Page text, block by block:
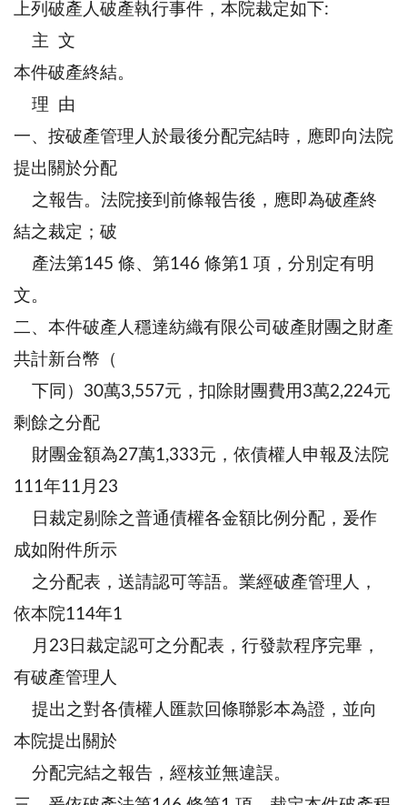
上列破產人破產執行事件，本院裁定如下:
主 文
本件破產終結。
理 由
一、按破產管理人於最後分配完結時，應即向法院
提出關於分配
之報告。法院接到前條報告後，應即為破產終
結之裁定；破
產法第145 條、第146 條第1 項，分別定有明
文。
二、本件破產人穩達紡織有限公司破產財團之財產
共計新台幣（
下同）30萬3,557元，扣除財團費用3萬2,224元
剩餘之分配
財團金額為27萬1,333元，依債權人申報及法院
111年11月23
日裁定剔除之普通債權各金額比例分配，爰作
成如附件所示
之分配表，送請認可等語。業經破產管理人，
依本院114年1
月23日裁定認可之分配表，行發款程序完畢，
有破產管理人
提出之對各債權人匯款回條聯影本為證，並向
本院提出關於
分配完結之報告，經核並無違誤。